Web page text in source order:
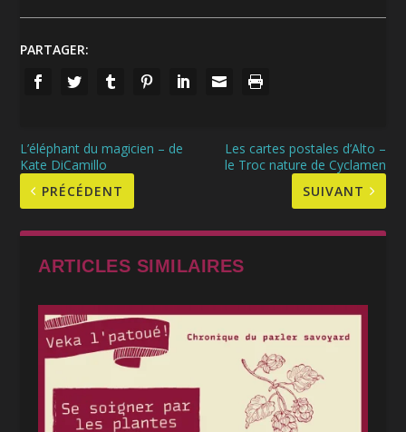
PARTAGER:
L’éléphant du magicien – de
Kate DiCamillo
PRÉCÉDENT
Les cartes postales d’Alto –
le Troc nature de Cyclamen
SUIVANT
ARTICLES SIMILAIRES